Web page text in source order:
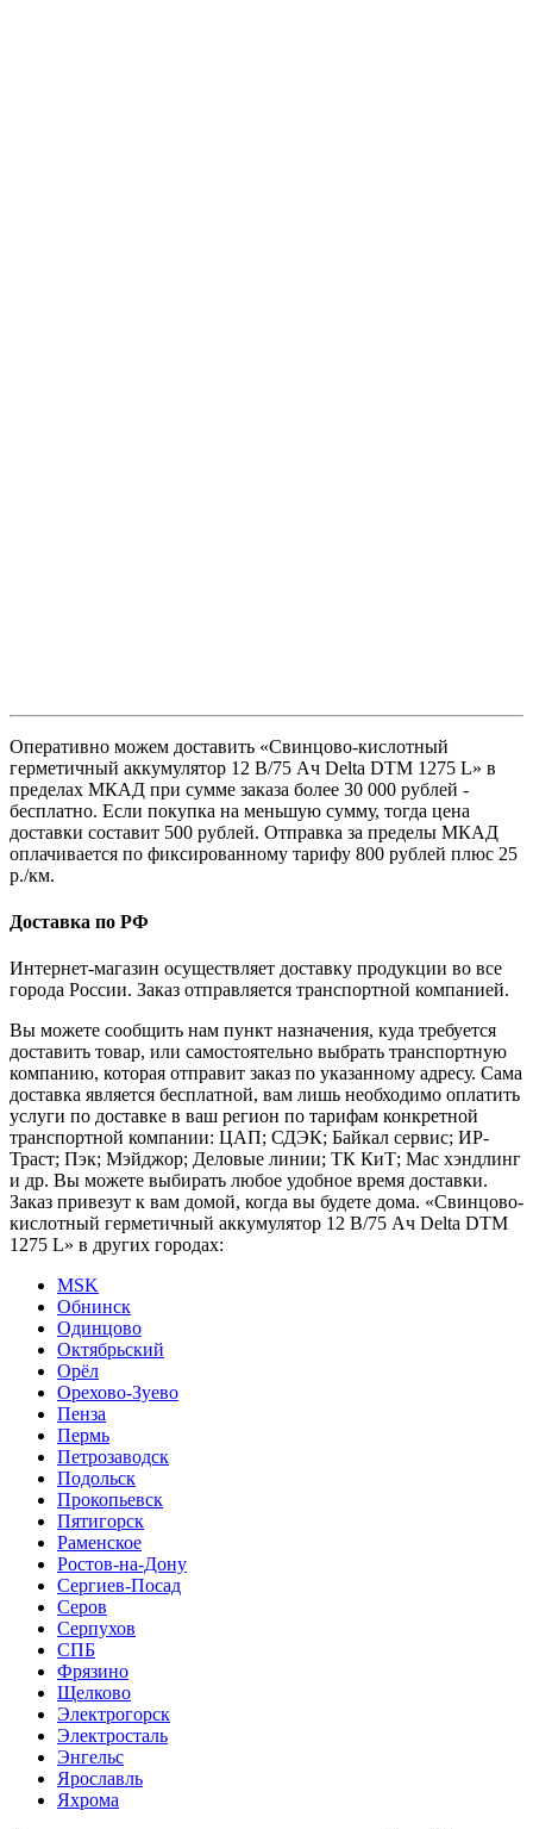
Оперативно можем доставить «Свинцово-кислотный
герметичный аккумулятор 12 В/75 Ач Delta DTM 1275 L» в
пределах МКАД при сумме заказа более 30 000 рублей -
бесплатно. Если покупка на меньшую сумму, тогда цена
доставки составит 500 рублей. Отправка за пределы МКАД
оплачивается по фиксированному тарифу 800 рублей плюс 25
р./км.
Доставка по РФ
Интернет-магазин осуществляет доставку продукции во все
города России. Заказ отправляется транспортной компанией.
Вы можете сообщить нам пункт назначения, куда требуется
доставить товар, или самостоятельно выбрать транспортную
компанию, которая отправит заказ по указанному адресу. Сама
доставка является бесплатной, вам лишь необходимо оплатить
услуги по доставке в ваш регион по тарифам конкретной
транспортной компании: ЦАП; СДЭК; Байкал сервис; ИР-
Траст; Пэк; Мэйджор; Деловые линии; ТК КиТ; Мас хэндлинг
и др. Вы можете выбирать любое удобное время доставки.
Заказ привезут к вам домой, когда вы будете дома. «Свинцово-
кислотный герметичный аккумулятор 12 В/75 Ач Delta DTM
1275 L» в других городах:
MSK
Обнинск
Одинцово
Октябрьский
Орёл
Орехово-Зуево
Пенза
Пермь
Петрозаводск
Подольск
Прокопьевск
Пятигорск
Раменское
Ростов-на-Дону
Сергиев-Посад
Серов
Серпухов
СПБ
Фрязино
Щелково
Электрогорск
Электросталь
Энгельс
Ярославль
Яхрома